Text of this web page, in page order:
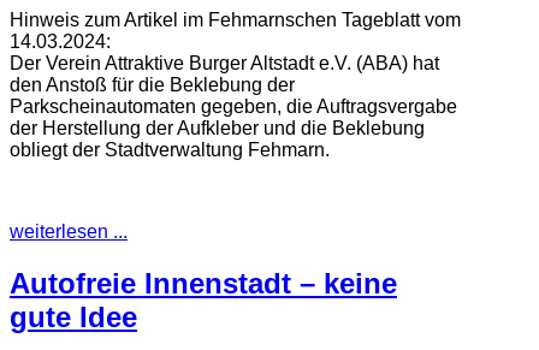
Hinweis zum Artikel im Fehmarnschen Tageblatt vom
14.03.2024:
Der Verein Attraktive Burger Altstadt e.V. (ABA) hat
den Anstoß für die Beklebung der
Parkscheinautomaten gegeben, die Auftragsvergabe
der Herstellung der Aufkleber und die Beklebung
obliegt der Stadtverwaltung Fehmarn.
weiterlesen ...
Autofreie Innenstadt – keine
gute Idee